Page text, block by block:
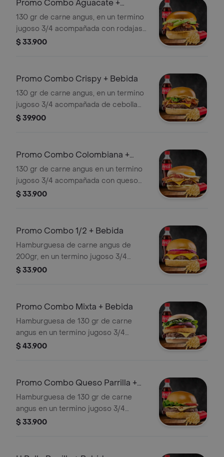
Promo Combo Aguacate +
Bebida
130 gr de carne angus, en un termino
jugoso 3/4 acompañada con rodajas
de aguacate, salsa chibcha, queso
$ 33.900
Promo Combo Crispy + Bebida
130 gr de carne angus, en un termino
jugoso 3/4 acompañada de cebolla
crispy, salsa miel picante, queso
$ 39.900
Promo Combo Colombiana +
Bebida
130 gr de carne angus en un termino
jugoso 3/4 acompañada con queso
cheddar, huevo frito, tocineta y
$ 33.900
Promo Combo 1/2 + Bebida
Hamburguesa de carne angus de
200gr, en un termino jugoso 3/4
acompañada de doble queso de
$ 33.900
Promo Combo Mixta + Bebida
Hamburguesa de 130 gr de carne
angus en un termino jugoso 3/4
acompañada y 1 porción de pollo
elección
$ 43.900
Promo Combo Queso Parrilla +
Bebida
Hamburguesa de 130 gr de carne
angus en un termino jugoso 3/4
acompañada con 50 gr de queso a la
$ 33.900